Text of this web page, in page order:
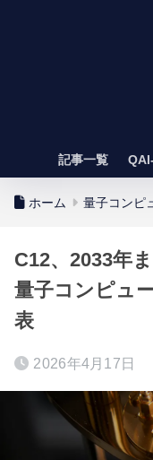
記事一覧
ホーム 量子コンピ
C12、2033年
量子コンピュ
表
2026年4月17日